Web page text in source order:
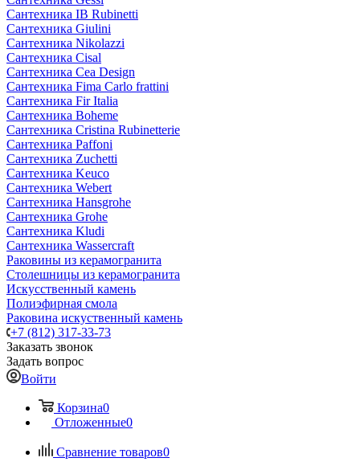
Сантехника IB Rubinetti
Сантехника Giulini
Сантехника Nikolazzi
Сантехника Cisal
Сантехника Cea Design
Сантехника Fima Carlo frattini
Сантехника Fir Italia
Сантехника Boheme
Сантехника Cristina Rubinetterie
Сантехника Paffoni
Сантехника Zuchetti
Сантехника Keuco
Сантехника Webert
Сантехника Hansgrohe
Сантехника Grohe
Сантехника Kludi
Сантехника Wassercraft
Раковины из керамогранита
Столешницы из керамогранита
Искусственный камень
Полиэфирная смола
Раковина искуственный камень
+7 (812) 317-33-73
Заказать звонок
Задать вопрос
Войти
Корзина0
Отложенные0
Сравнение товаров0